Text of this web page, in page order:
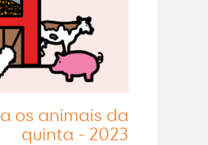
os animais da
quinta - 2023